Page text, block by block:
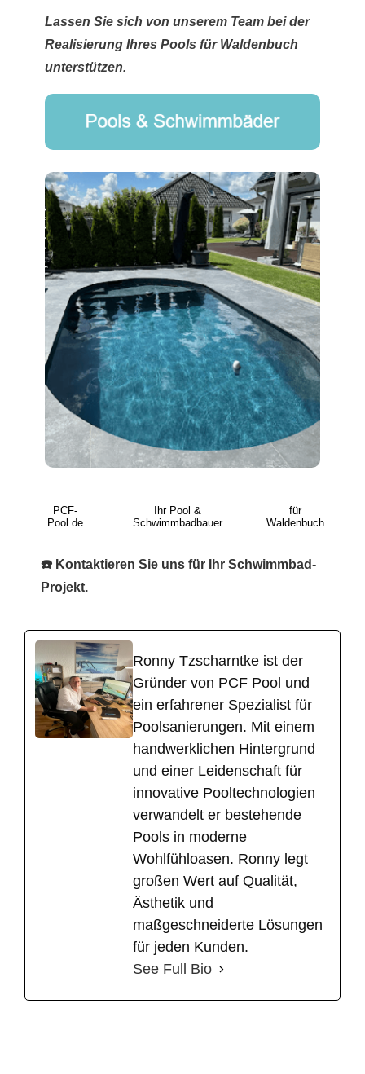
Lassen Sie sich von unserem Team bei der
Realisierung Ihres Pools für Waldenbuch
unterstützen.
PCF-
Pool.de
Ihr Pool &
Schwimmbadbauer
für
Waldenbuch
☎️ Kontaktieren Sie uns für Ihr Schwimmbad-
Projekt.
Ronny Tzscharntke ist der
Gründer von PCF Pool und
ein erfahrener Spezialist für
Poolsanierungen. Mit einem
handwerklichen Hintergrund
und einer Leidenschaft für
innovative Pooltechnologien
verwandelt er bestehende
Pools in moderne
Wohlfühloasen. Ronny legt
großen Wert auf Qualität,
Ästhetik und
maßgeschneiderte Lösungen
für jeden Kunden.
See Full Bio